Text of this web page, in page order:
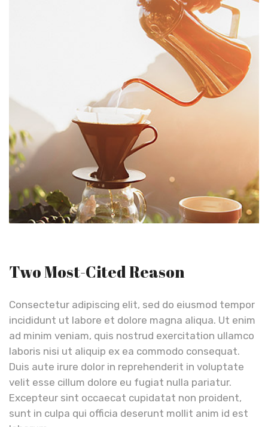
Two Most-Cited Reason
Consectetur adipiscing elit, sed do eiusmod tempor
incididunt ut labore et dolore magna aliqua. Ut enim
ad minim veniam, quis nostrud exercitation ullamco
laboris nisi ut aliquip ex ea commodo consequat.
Duis aute irure dolor in reprehenderit in voluptate
velit esse cillum dolore eu fugiat nulla pariatur.
Excepteur sint occaecat cupidatat non proident,
sunt in culpa qui officia deserunt mollit anim id est